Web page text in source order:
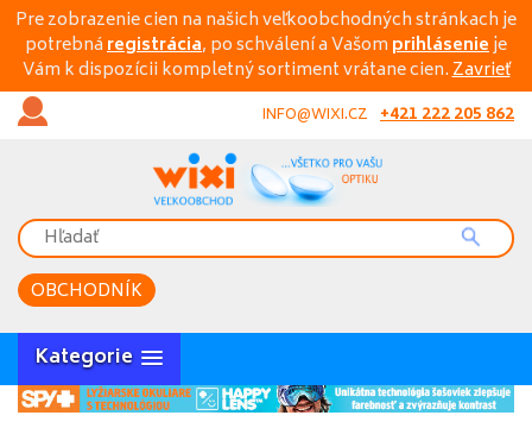
Pre zobrazenie cien na našich veľkoobchodných stránkach je
potrebnáregistrácia, po schválení a Vašom prihlásenieje
Vám k dispozícii kompletný sortiment vrátane cien.Zavrieť
INFO@WIXI.CZ +421 222 205 862
OBCHODNÍK
Kategorie